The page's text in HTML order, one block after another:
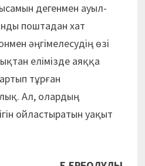
дегенмен ауыл-
поштадан хат
әңгімелесудің өзі
елімізде аяққа
тұрған
Ал, олардың
ойластыратын уақыт